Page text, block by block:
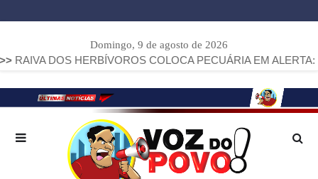
Domingo, 9 de agosto de 2026
HERBÍVOROS COLOCA PECUÁRIA EM ALERTA: PARANÁ